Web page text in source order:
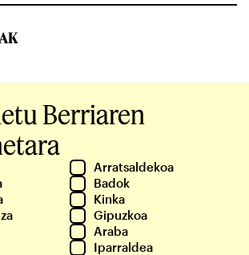
Berriaren
Arratsaldekoa
Badok
Kinka
Gipuzkoa
Araba
Iparraldea